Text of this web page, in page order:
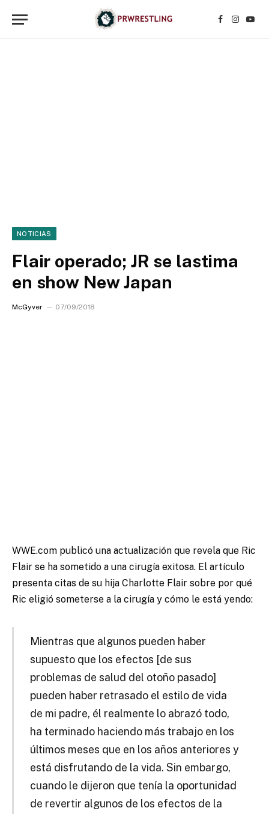
Facebook
NOTICIAS
Flair operado; JR se lastima
en show New Japan
McGyver 07/09/2018
WWE.com publicó una actualización que revela que Ric
Flair se ha sometido a una cirugía exitosa. El artículo
presenta citas de su hija Charlotte Flair sobre por qué
Ric eligió someterse a la cirugía y cómo le está yendo:
Mientras que algunos pueden haber
supuesto que los efectos [de sus
problemas de salud del otoño pasado]
pueden haber retrasado el estilo de vida
de mi padre, él realmente lo abrazó todo,
ha terminado haciendo más trabajo en los
últimos meses que en los años anteriores y
está disfrutando de la vida. Sin embargo,
cuando le dijeron que tenía la oportunidad
de revertir algunos de los efectos de la